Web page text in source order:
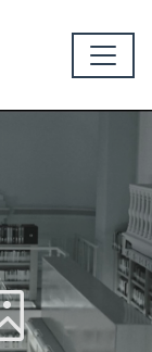
Picture